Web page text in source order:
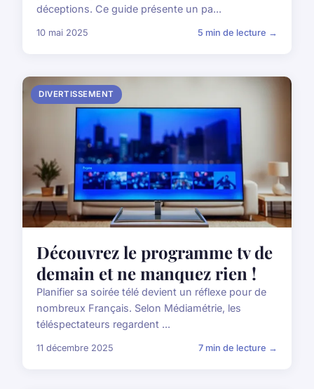
déceptions. Ce guide présente un pa...
10 mai 2025 5 min de lecture →
DIVERTISSEMENT
Découvrez le programme tv de
demain et ne manquez rien !
Planifier sa soirée télé devient un réflexe pour de
nombreux Français. Selon Médiamétrie, les
téléspectateurs regardent ...
11 décembre 2025 7 min de lecture →